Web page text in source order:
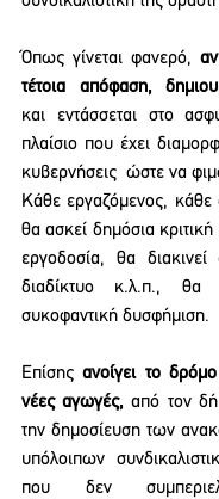
Όπως γίνεται φανερό,
και εντάσσεται στο
πλαίσιο που έχει
κυβερνήσεις  ώστε να
Κάθε εργαζόμενος, κάθε
θα ασκεί δημόσια
εργοδοσία, θα διακινεί
διαδίκτυο κ.λ.π., θα
συκοφαντική δυσφήμιση.
Επίσης ανοίγει το
νέες αγωγές, από τον
την δημοσίευση των
υπόλοιπων
που δεν